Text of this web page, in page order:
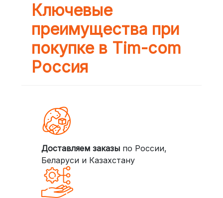
Ключевые
преимущества при
покупке в Tim-com
Россия
Доставляем заказыпо России,
Беларуси и Казахстану